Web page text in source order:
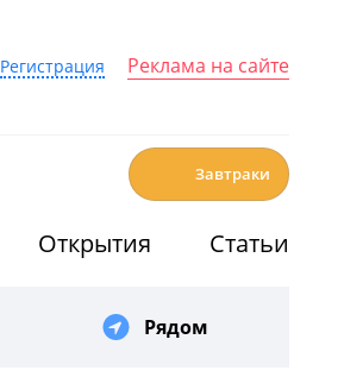
Регистрация Реклама на сайте
Завтраки
Открытия Статьи
Рядом